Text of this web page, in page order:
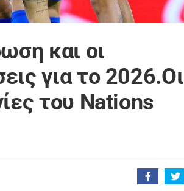
και οι
για το 2026.Oι
του Nations